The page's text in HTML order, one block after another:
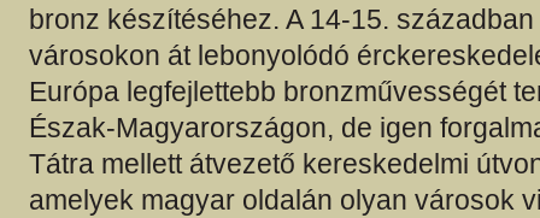
bronz készítéséhez. A 14-15.
városokon át lebonyolódó
Európa legfejlettebb bronzművességét
Észak-Magyarországon, de igen
Tátra mellett átvezető kereskedelmi
amelyek magyar oldalán olyan városok